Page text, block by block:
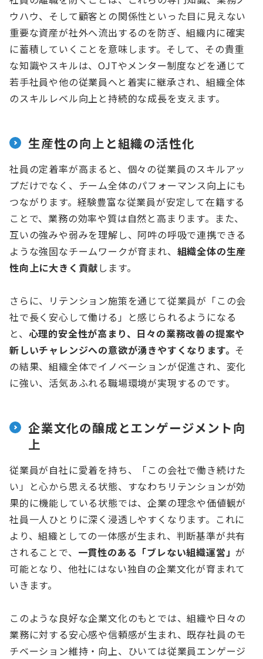
ウハウ、そして顧客との関係性といった目に見えない
重要な資産が社外へ流出するのを防ぎ、組織内に確実
に蓄積していくことを意味します。そして、その貴重
な知識やスキルは、OJTやメンター制度などを通じて
若手社員や他の従業員へと着実に継承され、組織全体
のスキルレベル向上と持続的な成長を支えます。
生産性の向上と組織の活性化
社員の定着率が高まると、個々の従業員のスキルアッ
プだけでなく、チーム全体のパフォーマンス向上にも
つながります。経験豊富な従業員が安定して在籍する
ことで、業務の効率や質は自然と高まります。また、
互いの強みや弱みを理解し、阿吽の呼吸で連携できる
ような強固なチームワークが育まれ、 組織全体の生産
性向上に大きく貢献します。
さらに、リテンション施策を通じて従業員が「この会
社で長く安心して働ける」と感じられるようになる
と、 心理的安全性が高まり、日々の業務改善の提案や
新しいチャレンジへの意欲が湧きやすくなります。 そ
の結果、組織全体でイノベーションが促進され、変化
に強い、活気あふれる職場環境が実現するのです。
企業文化の醸成とエンゲージメント向
上
従業員が自社に愛着を持ち、「この会社で働き続けた
い」と心から思える状態、すなわちリテンションが効
果的に機能している状態では、企業の理念や価値観が
社員一人ひとりに深く浸透しやすくなります。これに
より、組織としての一体感が生まれ、判断基準が共有
されることで、 一貫性のある「ブレない組織運営」が
可能となり、他社にはない独自の企業文化が育まれて
いきます。
このような良好な企業文化のもとでは、組織や日々の
業務に対する安心感や信頼感が生まれ、既存社員のモ
チベーション維持・向上、ひいては従業員エンゲージ